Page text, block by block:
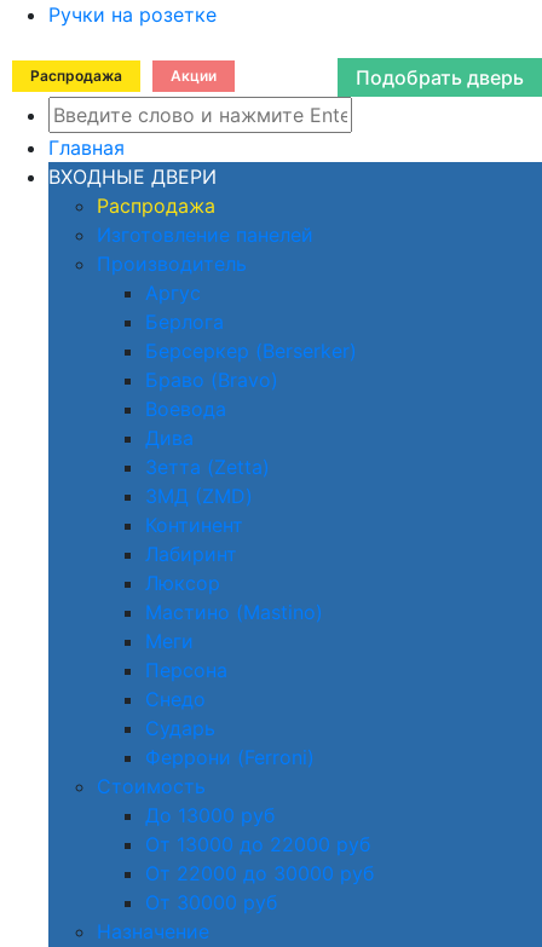
Ручки на розетке
Распродажа Акции Подобрать дверь
Главная
ВХОДНЫЕ ДВЕРИ
Распродажа
Изготовление панелей
Производитель
Аргус
Берлога
Берсеркер (Berserker)
Браво (Bravo)
Воевода
Дива
Зетта (Zetta)
ЗМД (ZMD)
Континент
Лабиринт
Люксор
Мастино (Mastino)
Меги
Персона
Снедо
Сударь
Феррони (Ferroni)
Стоимость
До 13000 руб
От 13000 до 22000 руб
От 22000 до 30000 руб
От 30000 руб
Назначение